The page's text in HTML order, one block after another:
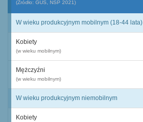
(Źródło: GUS, NSP 2021)
W wieku produkcyjnym mobilnym (18-44 lata)
Kobiety
(w wieku mobilnym)
Mężczyźni
(w wieku mobilnym)
W wieku produkcyjnym niemobilnym
Kobiety